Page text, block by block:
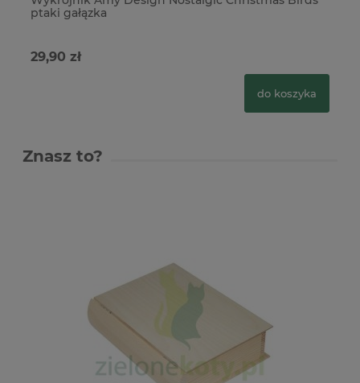
ptaki gałązka
29,90 zł
do koszyka
Znasz to?